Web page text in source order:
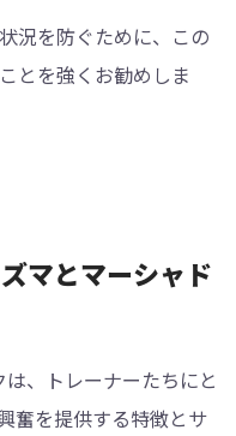
況を防ぐために、この
とを強くお勧めしま
マとマーシャド
、トレーナーたちにと
奮を提供する特徴とサ